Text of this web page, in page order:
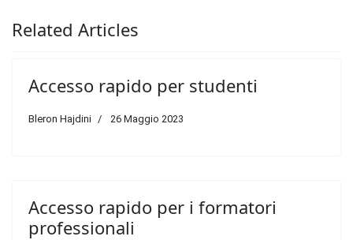
Related Articles
Accesso rapido per studenti
Bleron Hajdini 26 Maggio 2023
Accesso rapido per i formatori
professionali